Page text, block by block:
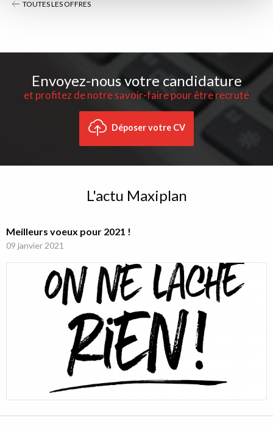
TOUTES LES OFFRES
Envoyez-nous votre candidature
et profitez de notre savoir-faire pour être recruté
Déposer votre CV
L'actu Maxiplan
Meilleurs voeux pour 2021 !
09 janvier 2021